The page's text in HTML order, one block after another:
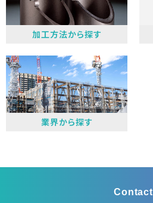
加工方法から探す
業界から探す
Contact